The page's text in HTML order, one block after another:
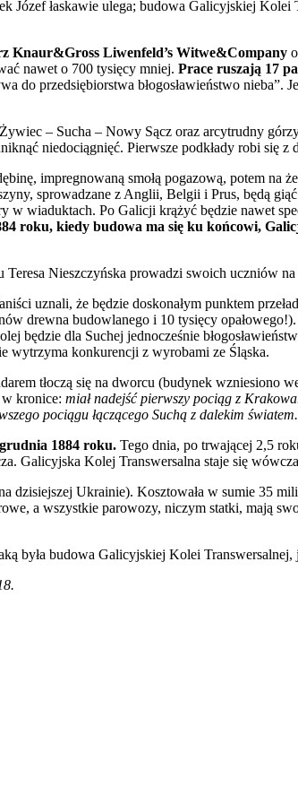
łaskawie ulega; budowa Galicyjskiej
Knaur&Gross Liwenfeld’s Witwe&Company
nawet o 700 tysięcy mniej. Prace ruszają 17
do przedsiębiorstwa błogosławieństwo nieba”.
– Sucha – Nowy Sącz oraz arcytrudny
niedociągnięć. Pierwsze podkłady robi się z
impregnowaną smołą pogazową, potem na
sprowadzane z Anglii, Belgii i Prus, będą
w wiaduktach. Po Galicji krążyć będzie nawet
roku, kiedy budowa ma się ku końcowi,
Nieszczyńska prowadzi swoich uczniów
uznali, że będzie doskonałym punktem
drewna budowlanego i 10 tysięcy
będzie dla Suchej jednocześnie
wytrzyma konkurencji z wyrobami ze Śląska.
tłoczą się na dworcu (budynek wzniesiono
kronice: miał nadejść pierwszy pociąg z
pociągu łączącego Suchą z dalekim
1884 roku. Tego dnia, po trwającej 2,5
Galicyjska Kolej Transwersalna staje się
dzisiejszej Ukrainie). Kosztowała w sumie 35
a wszystkie parowozy, niczym statki, mają
była budowa Galicyjskiej Kolei